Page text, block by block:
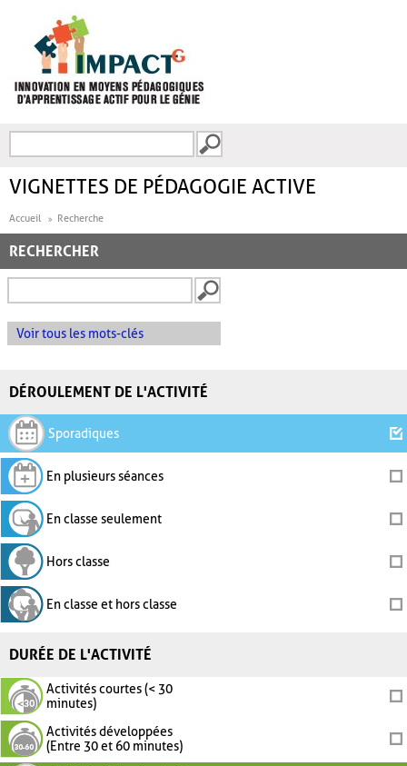
FORMULAIRE DE
VIGNETTES DE PÉDAGOGIE ACTIVE
Accueil Recherche
RECHERCHER
Voir tous les mots-clés
DÉROULEMENT DE L'ACTIVITÉ
Sporadiques
En plusieurs séances
En classe seulement
Hors classe
En classe et hors classe
DURÉE DE L'ACTIVITÉ
Activités courtes (< 30
minutes)
Activités développées
(Entre 30 et 60 minutes)